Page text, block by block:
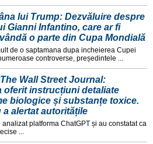
lui Trump: Dezvăluire despre
Gianni Infantino, care ar fi
o parte din Cupa Mondială
de o saptamana dupa incheierea Cupei
controverse, președintele ...
Wall Street Journal:
oferit instrucțiuni detaliate
biologice și substanțe toxice.
a alertat autoritățile
platforma ChatGPT și au constatat ca
...